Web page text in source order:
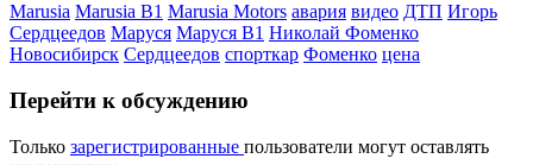
Marusia Marusia B1 Marusia Motors авария видео ДТП Игорь
Сердцеедов Маруся Маруся B1 Николай Фоменко
Новосибирск Сердцеедов спорткар Фоменко цена
Перейти к обсуждению
Только зарегистрированные пользователи могут оставлять